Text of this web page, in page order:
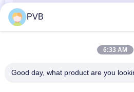
Sinterlenmiş
Burç
PVB
6:33 AM
Good day, what product are you